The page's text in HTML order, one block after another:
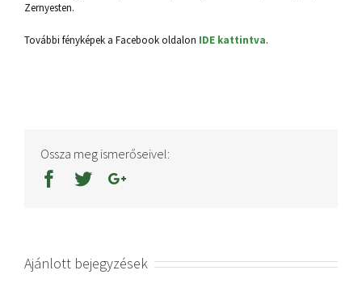
Zernyesten.
További fényképek a Facebook oldalon IDE kattintva.
Ossza meg ismerőseivel:
Ajánlott bejegyzések